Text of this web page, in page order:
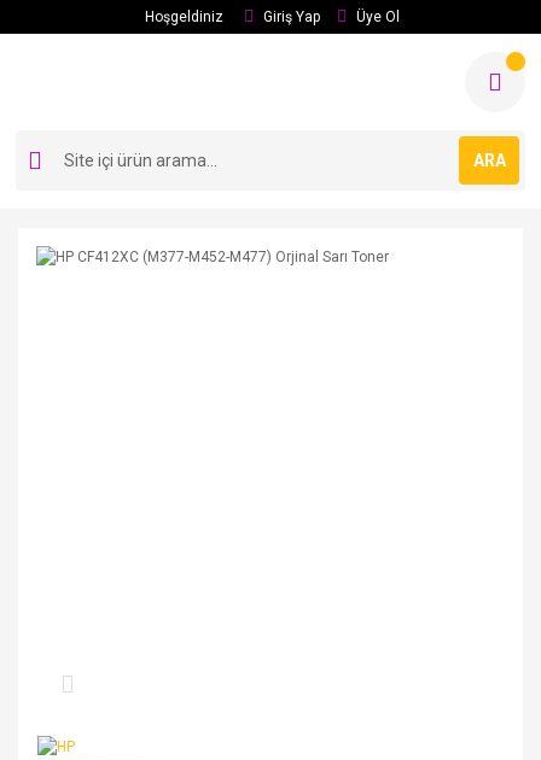
Hoşgeldiniz Giriş Yap Üye Ol
ARA